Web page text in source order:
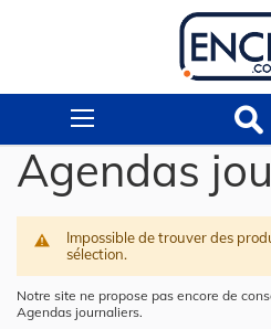
Agendas
Impossible de trouver des
sélection.
Notre site ne propose pas encore de
Agendas journaliers.